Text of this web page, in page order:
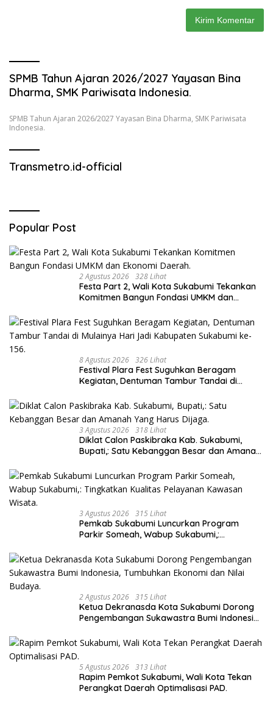
SPMB Tahun Ajaran 2026/2027 Yayasan Bina
Dharma, SMK Pariwisata Indonesia.
SPMB Tahun Ajaran 2026/2027 Yayasan Bina Dharma, SMK Pariwisata
Indonesia.
Transmetro.id-official
Popular Post
2 Agustus 2026 328 Lihat
Festa Part 2, Wali Kota Sukabumi Tekankan
Komitmen Bangun Fondasi UMKM dan
8 Agustus 2026 326 Lihat
Festival Plara Fest Suguhkan Beragam
Kegiatan, Dentuman Tambur Tandai di
156.
3 Agustus 2026 318 Lihat
Diklat Calon Paskibraka Kab. Sukabumi,
Bupati,: Satu Kebanggan Besar dan Amanah
3 Agustus 2026 315 Lihat
Pemkab Sukabumi Luncurkan Program
Parkir Someah, Wabup Sukabumi,:
Wisata.
2 Agustus 2026 315 Lihat
Ketua Dekranasda Kota Sukabumi Dorong
Pengembangan Sukawastra Bumi Indonesia,
5 Agustus 2026 313 Lihat
Rapim Pemkot Sukabumi, Wali Kota Tekan
Perangkat Daerah Optimalisasi PAD.